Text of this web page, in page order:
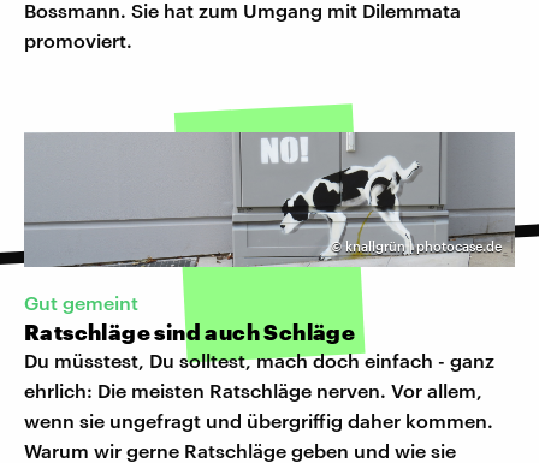
Bossmann. Sie hat zum Umgang mit Dilemmata
promoviert.
©knallgrün | photocase.de
Gut gemeint
Ratschläge sind auch Schläge
Du müsstest, Du solltest, mach doch einfach - ganz
ehrlich: Die meisten Ratschläge nerven. Vor allem,
wenn sie ungefragt und übergriffig daher kommen.
Warum wir gerne Ratschläge geben und wie sie